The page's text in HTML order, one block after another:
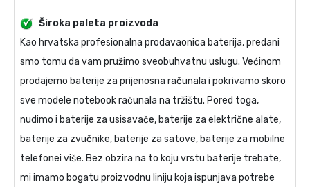
Široka paleta proizvoda
Kao hrvatska profesionalna prodavaonica baterija, predani
smo tomu da vam pružimo sveobuhvatnu uslugu. Većinom
prodajemo baterije za prijenosna računala i pokrivamo skoro
sve modele notebook računala na tržištu. Pored toga,
nudimo i baterije za usisavače, baterije za električne alate,
baterije za zvučnike, baterije za satove, baterije za mobilne
telefonei više. Bez obzira na to koju vrstu baterije trebate,
mi imamo bogatu proizvodnu liniju koja ispunjava potrebe